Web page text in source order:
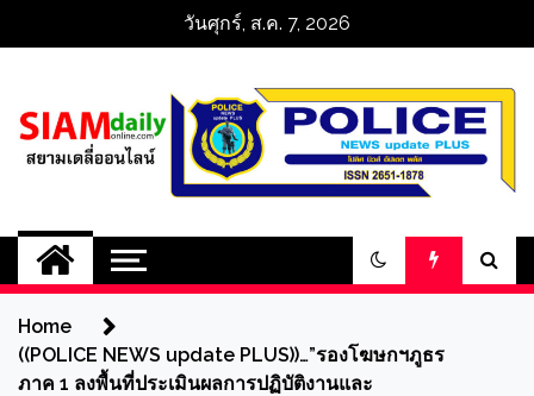
วันศุกร์, ส.ค. 7, 2026
สยามเดลี่ออนไลน์
SiamDailyOnline
Home
((POLICE NEWS update PLUS))…”รองโฆษกฯภูธร
ภาค 1 ลงพื้นที่ประเมินผลการปฏิบัติงานและ